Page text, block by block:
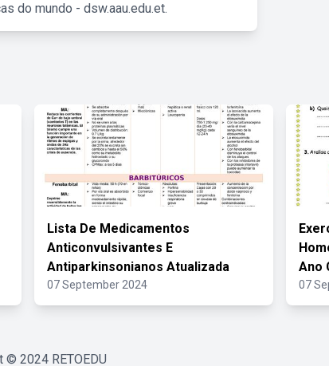
do mundo - dsw.aau.edu.et.
Lista De Medicamentos
Anticonvulsivantes E
Antiparkinsonianos Atualizada
07 September 2024
Ano
07
© 2024 RETOEDU